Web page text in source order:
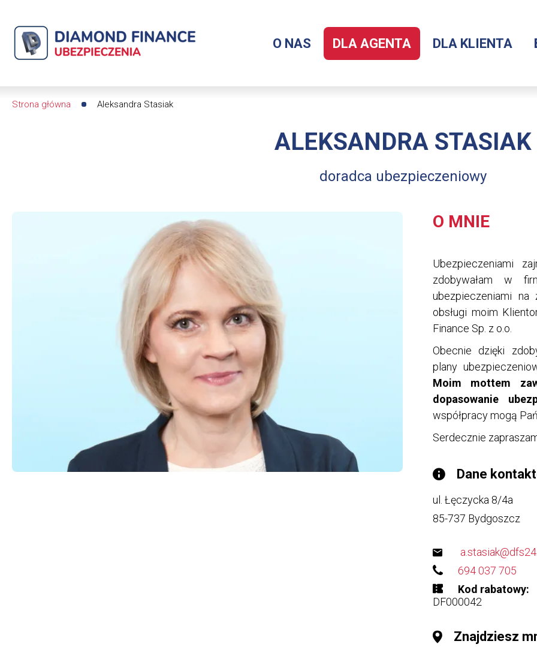
Aleksandra
Stasiak
Diamond
Menu
O NAS DLA AGENTA DLA KLIENTA
Strona główna Aleksandra Stasiak
ALEKSANDRA STASIAK
doradca ubezpieczeniowy
O MNIE
Ubezpieczeniami
zdobywałam w
ubezpieczeniami
obsługi moim
Finance Sp. z o.o.
Obecnie dzięki
plany
Moim mottem
dopasowanie
współpracy mogą
Serdecznie
Dane
ul. Łęczycka 8/4a
85-737 Bydgoszcz
694 037 705
Kod rabatowy
DF000042
Znajdziesz